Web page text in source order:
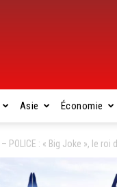
Asie Économie
– POLICE : « Big Joke », le